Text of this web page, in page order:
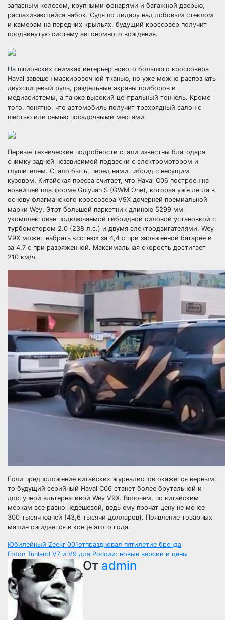
запасным колесом, крупными фонарями и багажной дверью,
распахивающейся набок. Судя по лидару над лобовым стеклом
и камерам на передних крыльях, будущий кроссовер получит
продвинутую систему автономного вождения.
На шпионских снимках интерьер нового большого кроссовера
Haval завешен маскировочной тканью, но уже можно распознать
двухспицевый руль, раздельные экраны приборов и
медиасистемы, а также высокий центральный тоннель. Кроме
того, понятно, что автомобиль получит трехрядный салон с
шестью или семью посадочными местами.
Первые технические подробности стали известны благодаря
снимку задней независимой подвески с электромотором и
глушителем. Стало быть, перед нами гибрид с несущим
кузовом. Китайская пресса считает, что Haval C06 построен на
новейшей платформе Guiyuan S (GWM One), которая уже легла в
основу флагманского кроссовера V9X дочерней премиальной
марки Wey. Этот большой паркетник длиною 5299 мм
укомплектован подключаемой гибридной силовой установкой с
турбомотором 2.0 (238 л.с.) и двумя электродвигателями. Wey
V9X может набрать «сотню» за 4,4 с при заряженной батарее и
за 4,7 с при разряженной. Максимальная скорость достигает
210 км/ч.
Если предположение китайских журналистов окажется верным,
то будущий серийный Haval C06 станет более брутальной и
доступной альтернативой Wey V9X. Впрочем, по китайским
меркам все равно недешевой, ведь ему прочат цену не менее
300 тысяч юаней (43,6 тысячи долларов). Появление товарных
машин ожидается в конце этого года.
Навигация
по
записям
Юбилейный Zeekr 001отпраздновал пятилетие бренда
Foton Tunland V7 и V9 для России: новые версии и цены
От admin